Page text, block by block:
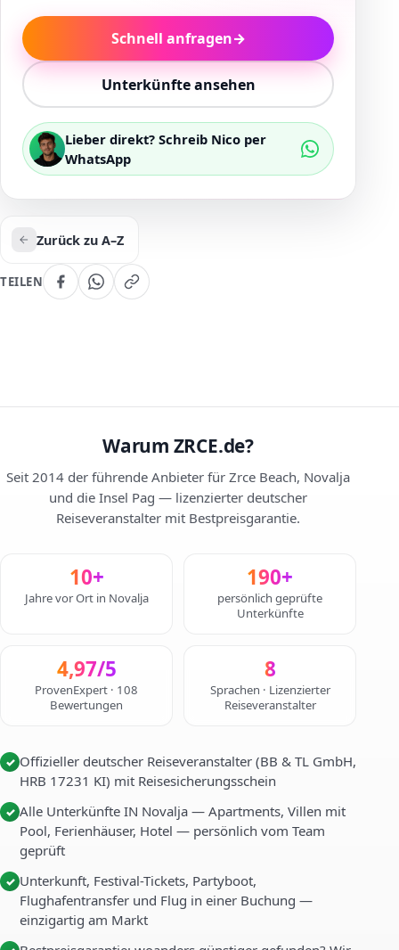
Schnell anfragen→
Unterkünfte ansehen
Lieber direkt? Schreib Nico per
WhatsApp
Zurück zu A–Z
TEILEN
Warum ZRCE.de?
Seit 2014 der führende Anbieter für Zrce Beach, Novalja
und die Insel Pag — lizenzierter deutscher
Reiseveranstalter mit Bestpreisgarantie.
10+
Jahre vor Ort in Novalja
190+
persönlich geprüfte
Unterkünfte
4,97/5
ProvenExpert · 108
Bewertungen
8
Sprachen · Lizenzierter
Reiseveranstalter
✓ Offizieller deutscher Reiseveranstalter (BB & TL GmbH,
HRB 17231 KI) mit Reisesicherungsschein
✓ Alle Unterkünfte IN Novalja — Apartments, Villen mit
Pool, Ferienhäuser, Hotel — persönlich vom Team
geprüft
✓ Unterkunft, Festival-Tickets, Partyboot,
Flughafentransfer und Flug in einer Buchung —
einzigartig am Markt